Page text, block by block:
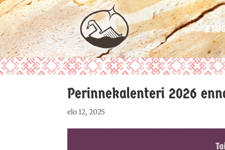
Perinnekalenteri 2026
elo 12, 2025